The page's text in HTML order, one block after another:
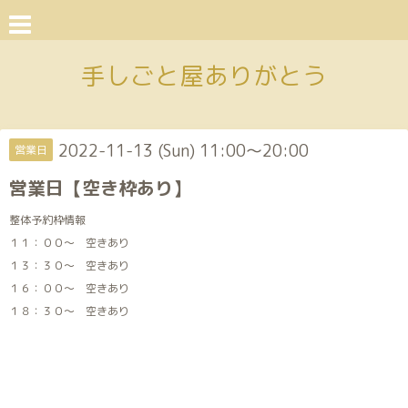
手しごと屋ありがとう
営業日 2022-11-13 (Sun) 11:00～20:00
営業日【空き枠あり】
整体予約枠情報
１１：００～ 空きあり
１３：３０～ 空きあり
１６：００～ 空きあり
１８：３０～ 空きあり